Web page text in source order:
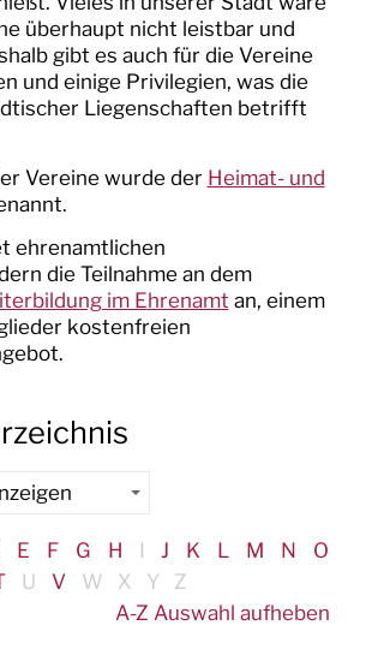
SPORT
überhaupt nicht leistbar und
gibt es auch für die Vereine
und einige Privilegien, was die
Liegenschaften betrifft
Vereine wurde der Heimat- und
ehrenamtlichen
die Teilnahme an dem
im Ehrenamt an, einem
kostenfreien
E F G H J K L M N
O
U V W X Y
Z
A-Z Auswahl aufheben